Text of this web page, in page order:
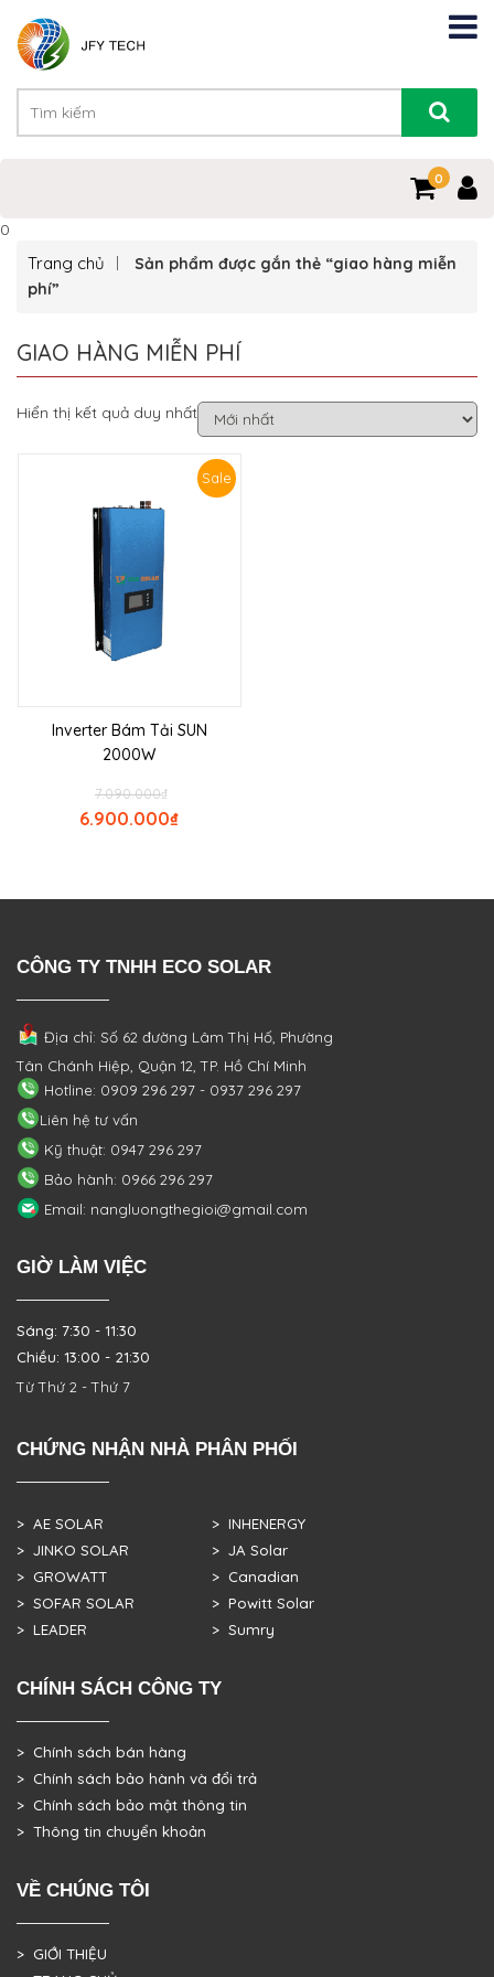
0
0
Trang chủ
Sản phẩm được gắn thẻ “giao hàng miễn
phí”
GIAO HÀNG MIỄN PHÍ
Hiển thị kết quả duy nhất
Sale
Inverter Bám Tải SUN
2000W
₫
7.090.000
₫
6.900.000
CÔNG TY TNHH ECO SOLAR
Địa chỉ: Số 62 đường Lâm Thị Hố, Phường
Tân Chánh Hiệp, Quận 12, TP. Hồ Chí Minh
Hotline: 0909 296 297 - 0937 296 297
Liên hệ tư vấn
Kỹ thuật: 0947 296 297
Bảo hành: 0966 296 297
Email: nangluongthegioi@gmail.com
GIỜ LÀM VIỆC
Sáng: 7:30 - 11:30
Chiều: 13:00 - 21:30
Từ Thứ 2 - Thứ 7
CHỨNG NHẬN NHÀ PHÂN PHỐI
> AE SOLAR
> JINKO SOLAR
> GROWATT
> SOFAR SOLAR
> LEADER
> INHENERGY
> JA Solar
> Canadian
> Powitt Solar
> Sumry
CHÍNH SÁCH CÔNG TY
> Chính sách bán hàng
> Chính sách bảo hành và đổi trả
> Chính sách bảo mật thông tin
> Thông tin chuyển khoản
VỀ CHÚNG TÔI
> GIỚI THIỆU